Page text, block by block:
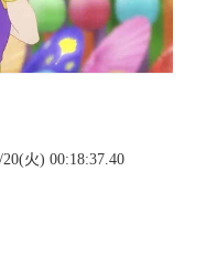
火) 00:18:37.40